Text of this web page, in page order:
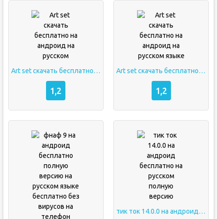
Art set скачать бесплатно на андроид на русском
1,2
Art set скачать бесплатно на андроид на русском языке
1,2
тик ток 14.0.0 на андроид бесплатно на русском полную версию